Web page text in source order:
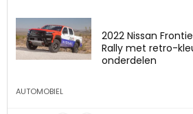
2022 Nissan
Rally met retro-
onderdelen
AUTOMOBIEL